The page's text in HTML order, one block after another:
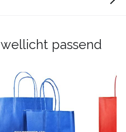
passend